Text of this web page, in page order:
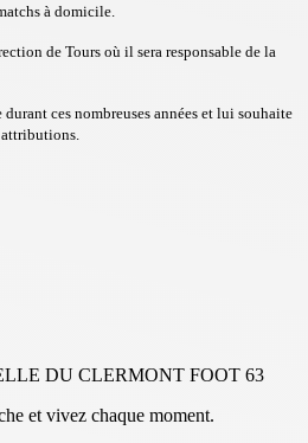
à domicile.
de Tours où il sera responsable de la
ces nombreuses années et lui souhaite
DU CLERMONT FOOT 63
et vivez chaque moment.